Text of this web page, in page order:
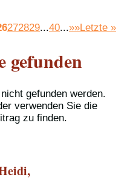
272829...40...»»Letzte »
gefunden
gefunden werden.
verwenden Sie die
zu finden.